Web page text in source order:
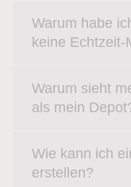
Warum habe
keine Echtzeit-
Warum sieht
als mein
Wie kann ich
erstellen?